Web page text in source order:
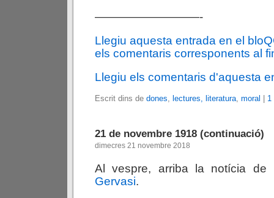
—————————-
Llegiu aquesta entrada en el
els comentaris corresponents al
Llegiu els comentaris d'aquesta
Escrit dins de dones, lectures, literatura, moral 1
21 de novembre 1918 (continuació)
dimecres 21 novembre 2018
Al vespre, arriba la notícia de
Gervasi.